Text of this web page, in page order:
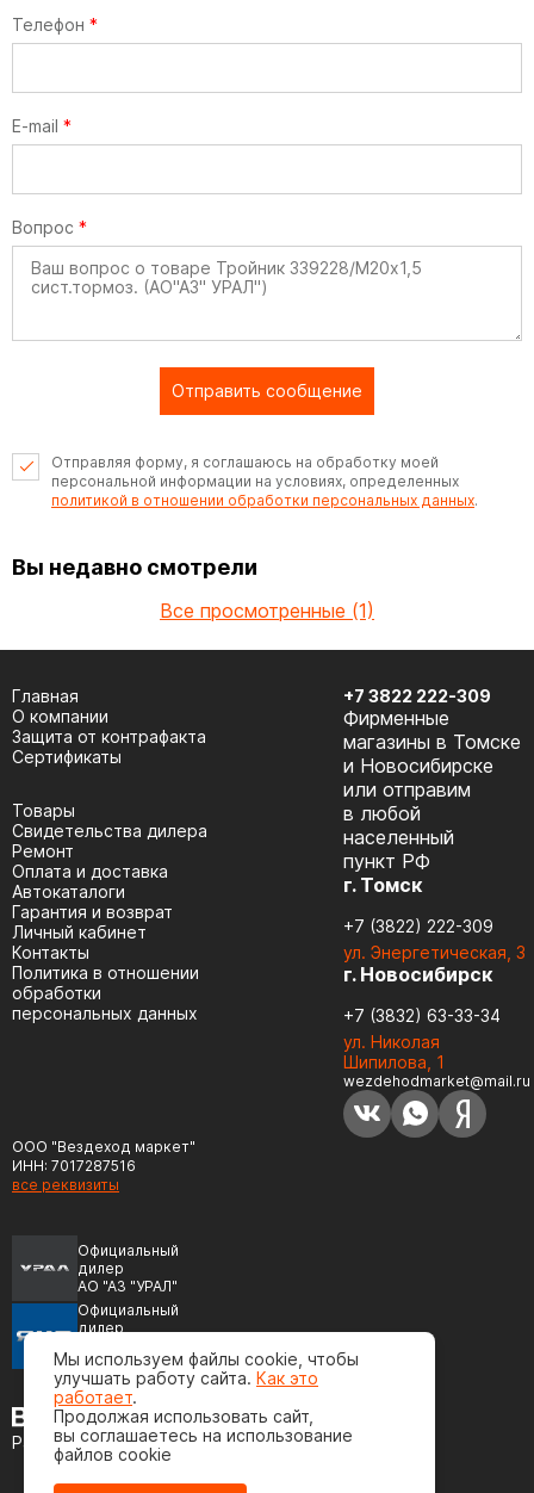
Телефон *
E-mail *
Вопрос *
Отправить сообщение
Отправляя форму, я соглашаюсь на обработку моей
персональной информации на условиях, определенных
политикой в отношении обработки персональных данных.
Вы недавно смотрели
Все просмотренные (1)
ООО "Вездеход маркет"
ИНН: 7017287516
все реквизиты
Официальный
дилер
АО "АЗ "УРАЛ"
Официальный
дилер
(ЯМЗ)
Разработка сайта
Главная
О компании
Защита от контрафакта
Сертификаты
Товары
Cвидетельства дилера
Ремонт
Оплата и доставка
Автокаталоги
Гарантия и возврат
Личный кабинет
Контакты
Политика в отношении
обработки
персональных данных
+7 3822 222-309
Фирменные
магазины в Томске
и Новосибирске
или отправим
в любой
населенный
пункт РФ
г. Томск
+7 (3822) 222-309
ул. Энергетическая, 3
г. Новосибирск
+7 (3832) 63-33-34
ул. Николая
Шипилова, 1
wezdehodmarket@mail.ru
Мы используем файлы cookie, чтобы
улучшать работу сайта. Как это
работает.
Продолжая использовать сайт,
вы соглашаетесь на использование
файлов cookie